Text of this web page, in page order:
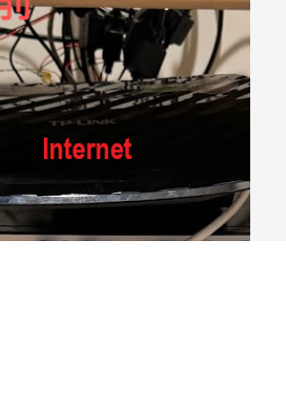
本案例由凱文科技協助建置,採用UniFi
Network、Protect及airMAX無線網路橋
接解決方案，全廠區使用4K攝影機監
控，活動區使用AI-360及U6-PRO高性能
AP提供WiFi服務。 本案使用設備 :
UDM-SE、USW-Aggregation、USW-